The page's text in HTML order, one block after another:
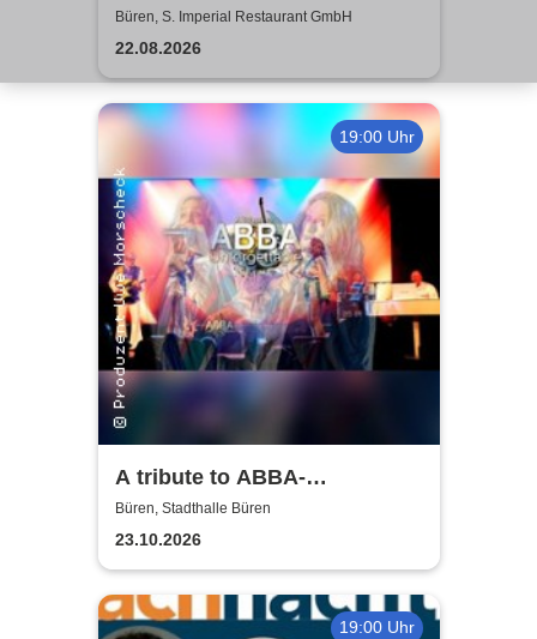
Festival 2026
Büren, S. Imperial Restaurant GmbH
22.08.2026
19:00 Uhr
A tribute to ABBA-
unforgettable Konzert
Büren, Stadthalle Büren
23.10.2026
19:00 Uhr